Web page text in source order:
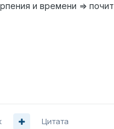
и времени =>
Цитата